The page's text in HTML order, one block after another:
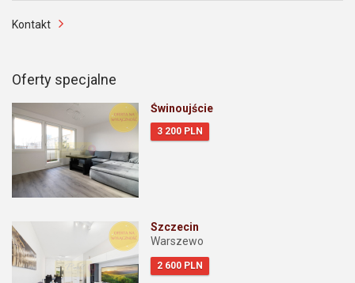
Kontakt
Oferty specjalne
Świnoujście
3 200 PLN
Szczecin
Warszewo
2 600 PLN